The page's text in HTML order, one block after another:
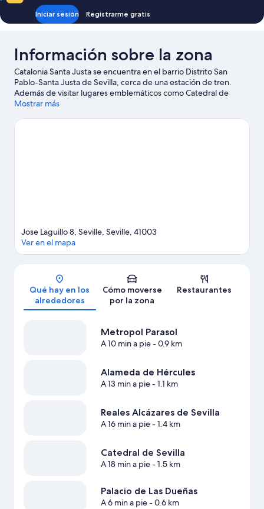
Iniciar sesión Registrarme gratis
Información sobre la zona
Catalonia Santa Justa se encuentra en el barrio Distrito San
Pablo-Santa Justa de Sevilla, cerca de una estación de tren.
Además de visitar lugares emblemáticos como Catedral de
Sevilla y Reales Alcázares de Sevilla, puedes rodearte de
evento especial? Puedes buscar el calendario de Estadio La
Mostrar más
Mapa
Jose Laguillo 8, Seville, Seville, 41003
Ver en el mapa
Qué hay en los
alrededores
Cómo moverse
por la zona
Restaurantes
Metropol Parasol
A 10 min a pie- 0.9 km
Alameda de Hércules
A 13 min a pie- 1.1 km
Reales Alcázares de Sevilla
A 16 min a pie- 1.4 km
Catedral de Sevilla
A 18 min a pie- 1.5 km
Palacio de Las Dueñas
A 6 min a pie- 0.6 km